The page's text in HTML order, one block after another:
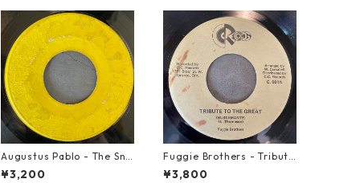
Augustus Pablo - The Sni
per【7-21945】
¥3,200
Fuggie Brothers - Tribute
To The Great【7-21765】
¥3,800